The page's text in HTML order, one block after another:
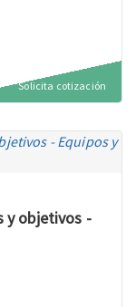
Solicita cotización
y objetivos -